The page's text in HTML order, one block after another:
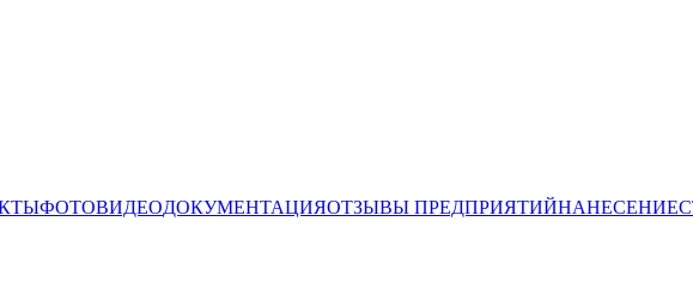
ФОТОВИДЕОДОКУМЕНТАЦИЯОТЗЫВЫ ПРЕДПРИЯТИЙНАНЕСЕНИЕ